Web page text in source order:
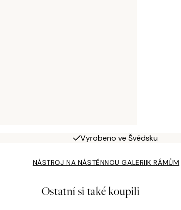
Vyrobeno ve Švédsku
NÁSTROJ NA NÁSTĚNNOU GALERIIK RÁMŮM
Ostatní si také koupili